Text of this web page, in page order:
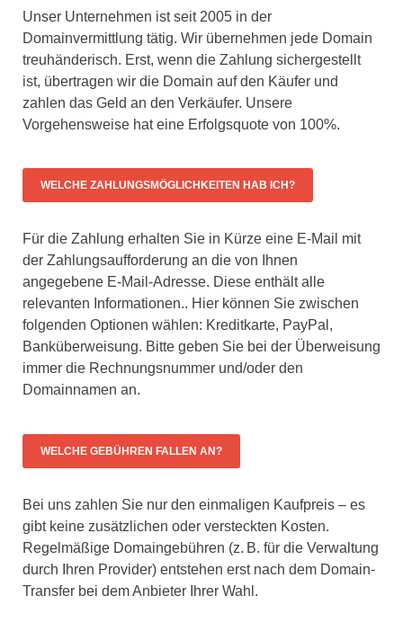
Unser Unternehmen ist seit 2005 in der
Domainvermittlung tätig. Wir übernehmen jede Domain
treuhänderisch. Erst, wenn die Zahlung sichergestellt
ist, übertragen wir die Domain auf den Käufer und
zahlen das Geld an den Verkäufer. Unsere
Vorgehensweise hat eine Erfolgsquote von 100%.
WELCHE ZAHLUNGSMÖGLICHKEITEN HAB ICH?
Für die Zahlung erhalten Sie in Kürze eine E-Mail mit
der Zahlungsaufforderung an die von Ihnen
angegebene E-Mail-Adresse. Diese enthält alle
relevanten Informationen.. Hier können Sie zwischen
folgenden Optionen wählen: Kreditkarte, PayPal,
Banküberweisung. Bitte geben Sie bei der Überweisung
immer die Rechnungsnummer und/oder den
Domainnamen an.
WELCHE GEBÜHREN FALLEN AN?
Bei uns zahlen Sie nur den einmaligen Kaufpreis – es
gibt keine zusätzlichen oder versteckten Kosten.
Regelmäßige Domaingebühren (z. B. für die Verwaltung
durch Ihren Provider) entstehen erst nach dem Domain-
Transfer bei dem Anbieter Ihrer Wahl.